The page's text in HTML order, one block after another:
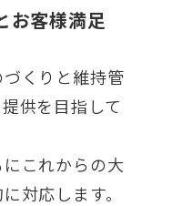
お客様満足
くりと維持管
供を目指して
これからの大
対応します。